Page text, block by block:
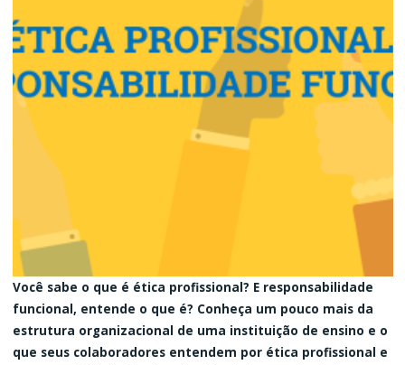
Você sabe o que é ética profissional? E responsabilidade
funcional, entende o que é? Conheça um pouco mais da
estrutura organizacional de uma instituição de ensino e o
que seus colaboradores entendem por ética profissional e